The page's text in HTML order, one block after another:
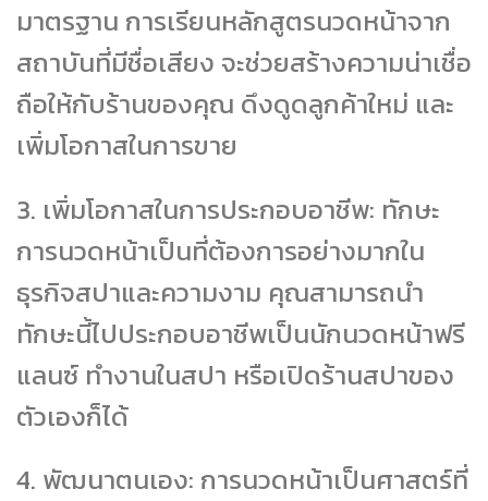
มาตรฐาน การเรียนหลักสูตรนวดหน้าจาก
สถาบันที่มีชื่อเสียง จะช่วยสร้างความน่าเชื่อ
ถือให้กับร้านของคุณ ดึงดูดลูกค้าใหม่ และ
เพิ่มโอกาสในการขาย
3. เพิ่มโอกาสในการประกอบอาชีพ: ทักษะ
การนวดหน้าเป็นที่ต้องการอย่างมากใน
ธุรกิจสปาและความงาม คุณสามารถนำ
ทักษะนี้ไปประกอบอาชีพเป็นนักนวดหน้าฟรี
แลนซ์ ทำงานในสปา หรือเปิดร้านสปาของ
ตัวเองก็ได้
4. พัฒนาตนเอง: การนวดหน้าเป็นศาสตร์ที่